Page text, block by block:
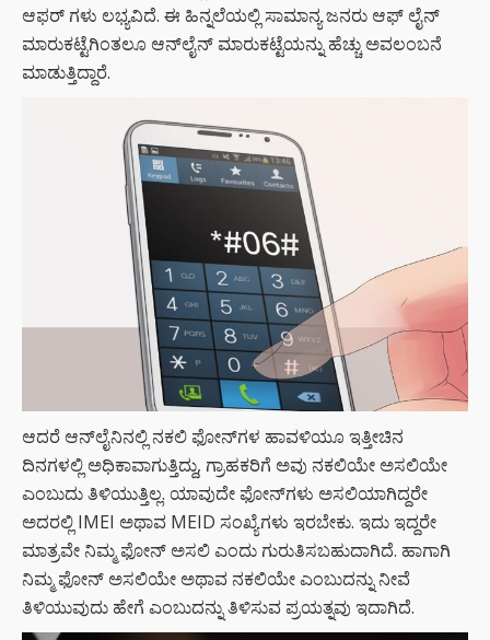
ಆಫರ್ ಗಳು ಲಭ್ಯವಿದೆ. ಈ ಹಿನ್ನಲೆಯಲ್ಲಿ ಸಾಮಾನ್ಯ ಜನರು ಆಫ್ ಲೈನ್‌
ಮಾರುಕಟ್ಟೆಗಿಂತಲೂ ಆನ್‌ಲೈನ್ ಮಾರುಕಟ್ಟೆಯನ್ನು ಹೆಚ್ಚು ಅವಲಂಬನೆ
ಮಾಡುತ್ತಿದ್ದಾರೆ.
ಆದರೆ ಆನ್‌ಲೈನಿನಲ್ಲಿ ನಕಲಿ ಫೋನ್‌ಗಳ ಹಾವಳಿಯೂ ಇತ್ತೀಚಿನ
ದಿನಗಳಲ್ಲಿ ಅಧಿಕಾವಾಗುತ್ತಿದ್ದು, ಗ್ರಾಹಕರಿಗೆ ಅವು ನಕಲಿಯೇ ಅಸಲಿಯೇ
ಎಂಬುದು ತಿಳಿಯುತ್ತಿಲ್ಲ. ಯಾವುದೇ ಫೋನ್‌ಗಳು ಅಸಲಿಯಾಗಿದ್ದರೇ
ಅದರಲ್ಲಿ IMEI ಅಥಾವ MEID ಸಂಖ್ಯೆಗಳು ಇರಬೇಕು. ಇದು ಇದ್ದರೇ
ಮಾತ್ರವೇ ನಿಮ್ಮ ಫೋನ್ ಅಸಲಿ ಎಂದು ಗುರುತಿಸಬಹುದಾಗಿದೆ. ಹಾಗಾಗಿ
ನಿಮ್ಮ ಫೋನ್ ಅಸಲಿಯೇ ಅಥಾವ ನಕಲಿಯೇ ಎಂಬುದನ್ನು ನೀವೆ
ತಿಳಿಯುವುದು ಹೇಗೆ ಎಂಬುದನ್ನು ತಿಳಿಸುವ ಪ್ರಯತ್ನವು ಇದಾಗಿದೆ.